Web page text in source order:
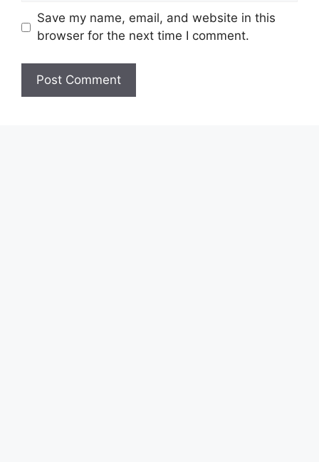
Save my name, email, and website in this
browser for the next time I comment.